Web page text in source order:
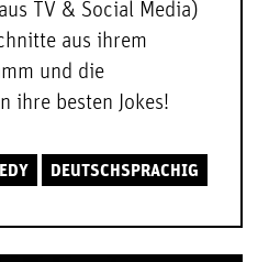
TV & Social Media)
aus ihrem
und die
ihre besten Jokes!
DEUTSCHSPRACHIG